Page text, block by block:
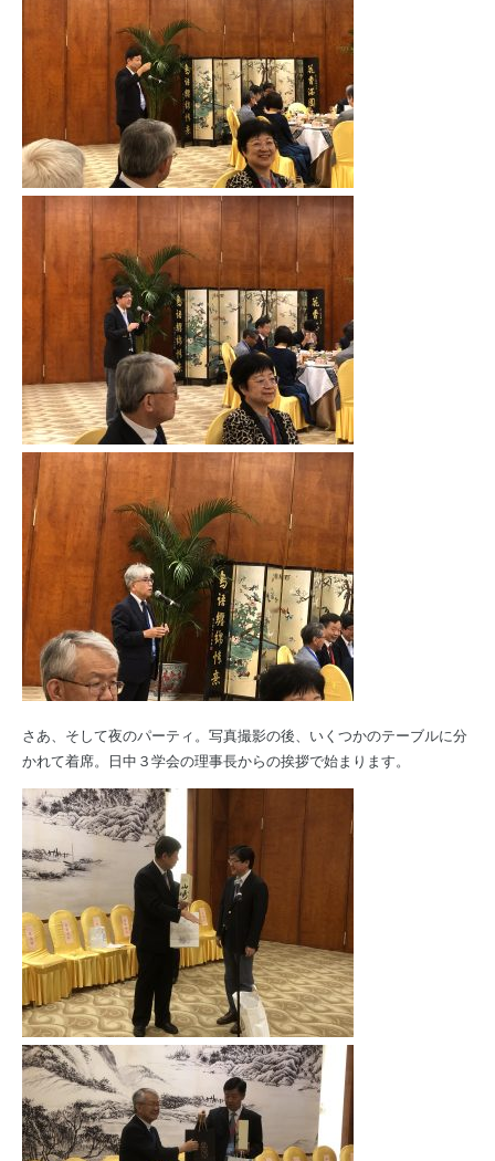
さあ、そして夜のパーティ。写真撮影の後、いくつかのテーブルに分
かれて着席。日中３学会の理事長からの挨拶で始まります。